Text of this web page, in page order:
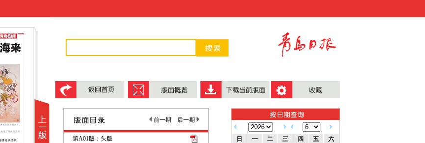
前一期 后一期
第A01版：头版
日 一 二 三 四 五 六